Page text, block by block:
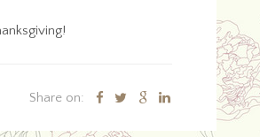
Share on: